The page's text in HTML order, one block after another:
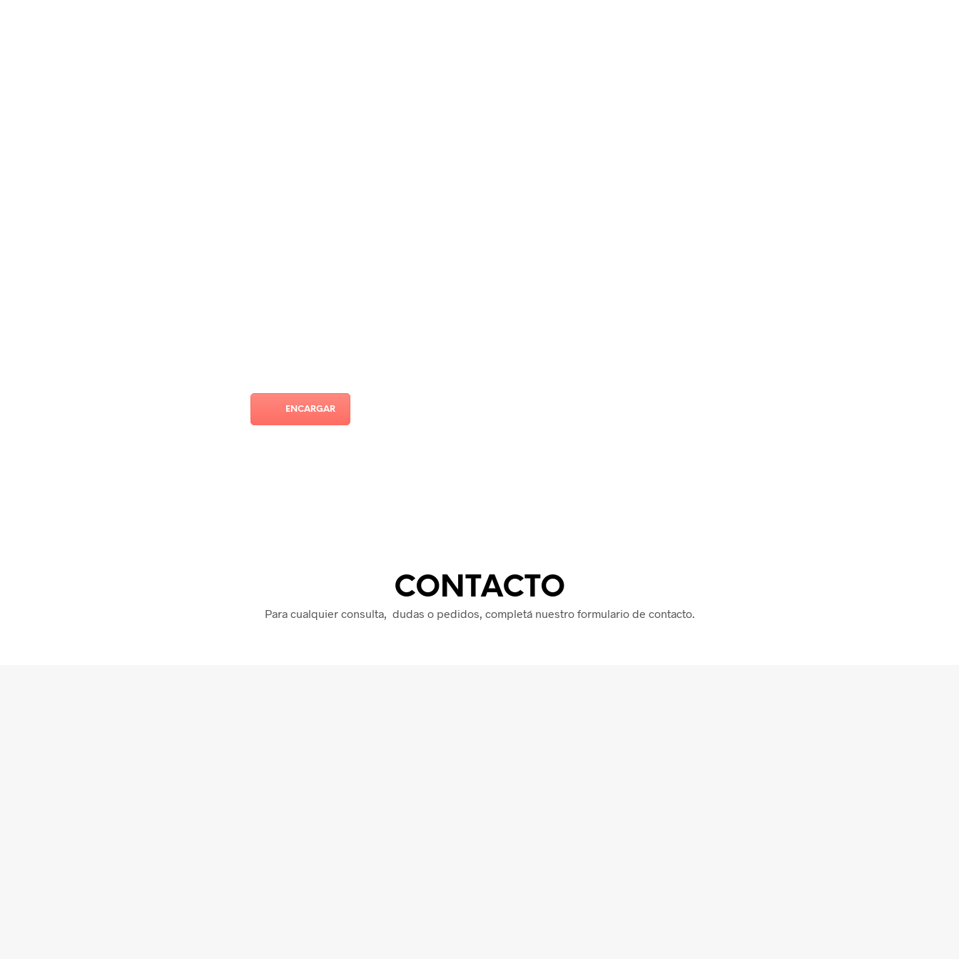
ENCARGAR
CONTACTO
Para cualquier consulta, dudas o pedidos, completá nuestro formulario de contacto.